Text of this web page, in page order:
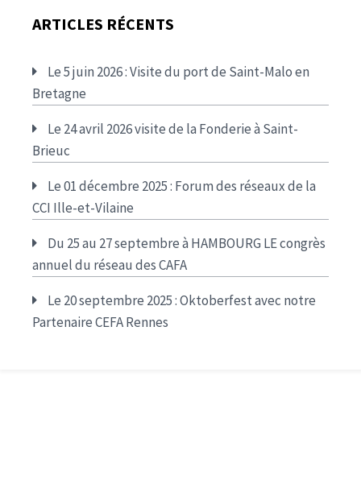
ARTICLES RÉCENTS
Le 5 juin 2026 : Visite du port de Saint-Malo en
Bretagne
Le 24 avril 2026 visite de la Fonderie à Saint-
Brieuc
Le 01 décembre 2025 : Forum des réseaux de la
CCI Ille-et-Vilaine
Du 25 au 27 septembre à HAMBOURG LE congrès
annuel du réseau des CAFA
Le 20 septembre 2025 : Oktoberfest avec notre
Partenaire CEFA Rennes